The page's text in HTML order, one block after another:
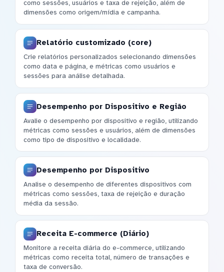
como sessões, usuários e taxa de rejeição, além de
dimensões como origem/mídia e campanha.
Relatório customizado (core)
Crie relatórios personalizados selecionando dimensões
como data e página, e métricas como usuários e
sessões para análise detalhada.
Desempenho por Dispositivo e Região
Avalie o desempenho por dispositivo e região, utilizando
métricas como sessões e usuários, além de dimensões
como tipo de dispositivo e localidade.
Desempenho por Dispositivo
Analise o desempenho de diferentes dispositivos com
métricas como sessões, taxa de rejeição e duração
média da sessão.
Receita E-commerce (Diário)
Monitore a receita diária do e-commerce, utilizando
métricas como receita total, número de transações e
taxa de conversão.